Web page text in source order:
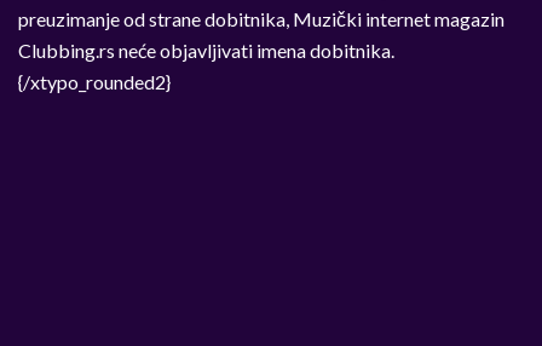
preuzimanje od strane dobitnika, Muzički internet magazin
Clubbing.rs neće objavljivati imena dobitnika.
{/xtypo_rounded2}